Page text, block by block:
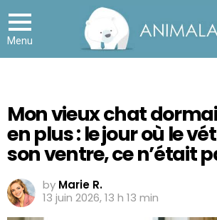
Menu
Mon vieux chat
en plus : le jour où le
son ventre, ce n’était
by Marie R.
13 juin 2026, 13 h 13 min